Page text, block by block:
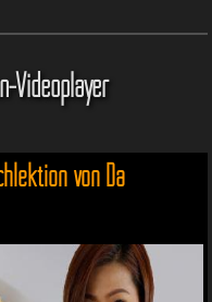
Videoplayer
von Da